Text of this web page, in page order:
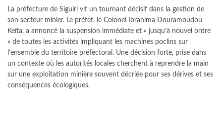
La préfecture de Siguiri vit un tournant décisif dans la gestion de
son secteur minier. Le préfet, le Colonel Ibrahima Douramoudou
Keïta, a annoncé la suspension immédiate et « jusqu’à nouvel ordre
» de toutes les activités impliquant les machines poclins sur
l’ensemble du territoire préfectoral. Une décision forte, prise dans
un contexte où les autorités locales cherchent à reprendre la main
sur une exploitation minière souvent décriée pour ses dérives et ses
conséquences écologiques.